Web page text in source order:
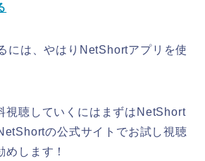
には、やはりNetShortアプリを使
視聴していくにはまずはNetShort
の公式サイトでお試し視聴
めします！